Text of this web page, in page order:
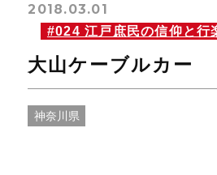
2018.03.01
#024 江戸庶民の信仰と行
大山ケーブルカー
神奈川県